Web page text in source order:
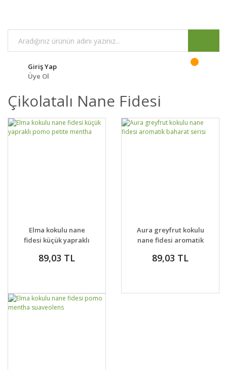
Giriş Yap
Üye Ol
Çikolatalı Nane Fidesi
DETAYLAR
VER
Elma kokulu nane
fidesi küçük yapraklı
89,03 TL
DETAYLAR
VER
Aura greyfrut kokulu
nane fidesi aromatik
89,03 TL